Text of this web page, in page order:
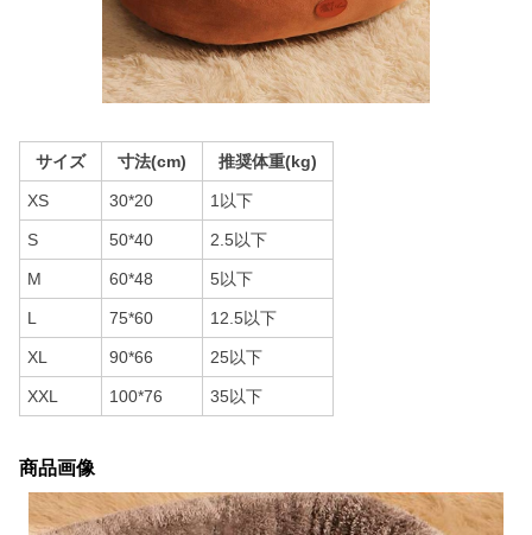
サイズ 寸法(cm) 推奨体重(kg)
XS 30*20 1以下
S 50*40 2.5以下
M 60*48 5以下
L 75*60 12.5以下
XL 90*66 25以下
XXL 100*76 35以下
商品画像